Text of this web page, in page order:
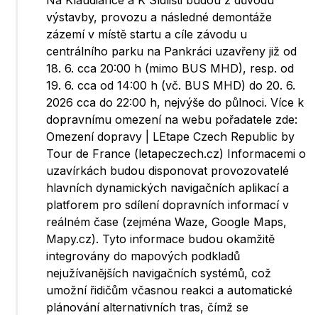
výstavby, provozu a následné demontáže
zázemí v místě startu a cíle závodu u
centrálního parku na Pankráci uzavřeny již od
18. 6. cca 20:00 h (mimo BUS MHD), resp. od
19. 6. cca od 14:00 h (vč. BUS MHD) do 20. 6.
2026 cca do 22:00 h, nejvýše do půlnoci. Více k
dopravnímu omezení na webu pořadatele zde:
Omezení dopravy | LEtape Czech Republic by
Tour de France (letapeczech.cz) Informacemi o
uzavírkách budou disponovat provozovatelé
hlavních dynamických navigačních aplikací a
platforem pro sdílení dopravních informací v
reálném čase (zejména Waze, Google Maps,
Mapy.cz). Tyto informace budou okamžitě
integrovány do mapových podkladů
nejužívanějších navigačních systémů, což
umožní řidičům včasnou reakci a automatické
plánování alternativních tras, čímž se